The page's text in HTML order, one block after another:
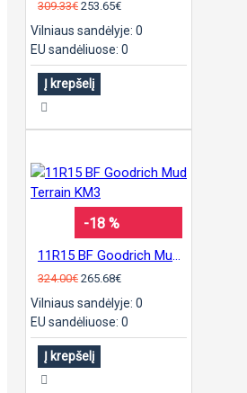
309.33€ 253.65€
Vilniaus sandėlyje: 0
EU sandėliuose: 0
Į krepšelį
-18 %
324.00€ 265.68€
Vilniaus sandėlyje: 0
EU sandėliuose: 0
Į krepšelį